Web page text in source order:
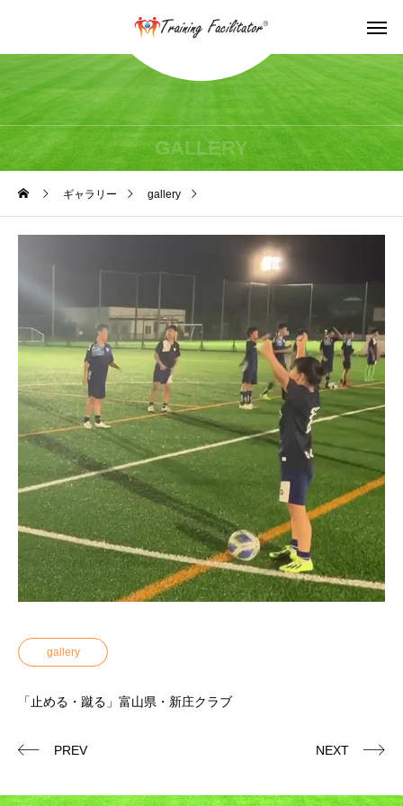
GALLERY
ギャラリー gallery
gallery
「止める・蹴る」富山県・新庄クラブ
PREV NEXT